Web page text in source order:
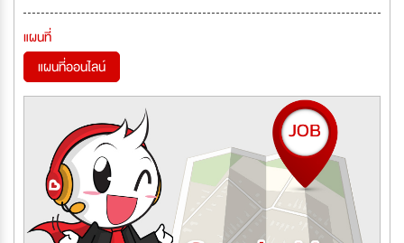
แผนที่
แผนที่ออนไลน์